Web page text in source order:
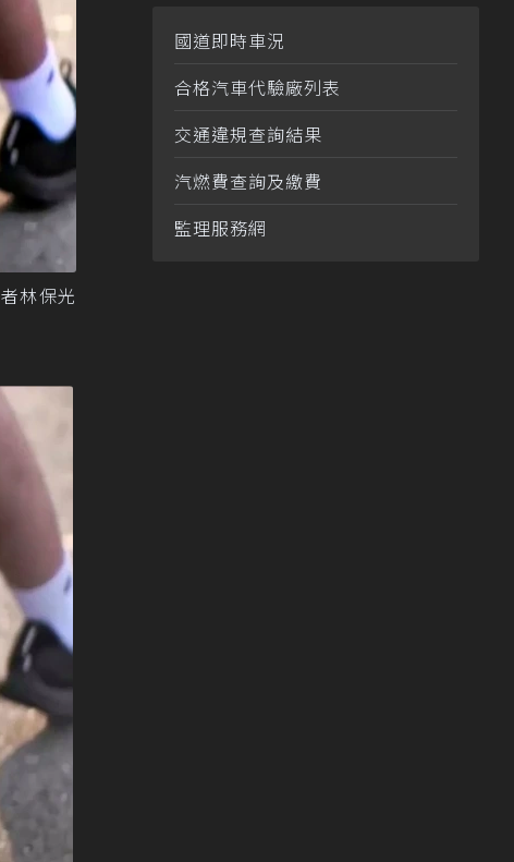
林保光
國道即時車況
合格汽車代驗廠列表
交通違規查詢結果
汽燃費查詢及繳費
監理服務網